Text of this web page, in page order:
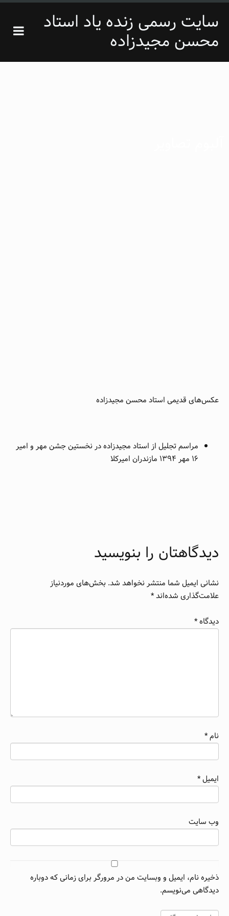
سایت رسمی زنده یاد استاد
محسن مجیدزاده
تغییر
عکس‌های قدیمی استاد محسن مجیدزاده
مراسم تجلیل از استاد مجیدزاده در نخستین جشن مهر و امیر
١۶ مهر ١٣٩۴ مازندران امیرکلا
دیدگاهتان را بنویسید
نشانی ایمیل شما منتشر نخواهد شد. بخش‌های موردنیاز
علامت‌گذاری شده‌اند*
دیدگاه*
نام*
ایمیل*
وب‌ سایت
ذخیره نام، ایمیل و وبسایت من در مرورگر برای زمانی که دوباره
دیدگاهی می‌نویسم.